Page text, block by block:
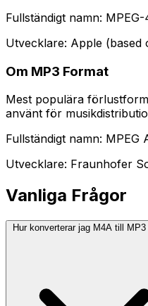
Fullständigt namn:
Utvecklare: Apple (based
Om MP3 Format
Mest populära
använt för
Fullständigt namn: MPEG
Utvecklare: Fraunhofer
Vanliga Frågor
Hur konverterar jag M4A till MP3